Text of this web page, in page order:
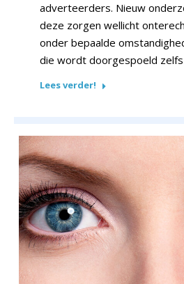
adverteerders. Nieuw
deze zorgen wellicht
onder bepaalde
die wordt doorgespoeld
Lees verder!